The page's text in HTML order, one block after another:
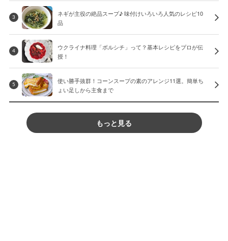
3
ネギが主役の絶品スープ♪ 味付けいろいろ人気のレシピ10
品
4
ウクライナ料理「ボルシチ」って？基本レシピをプロが伝
授！
5
使い勝手抜群！コーンスープの素のアレンジ11選。簡単ち
ょい足しから主食まで
もっと見る